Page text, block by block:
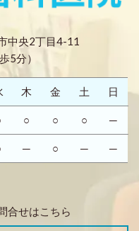
中央2丁目4-11
5分）
木 金 土 日
○ ○ ○ ─
─ ○ ─ ─
合せはこちら